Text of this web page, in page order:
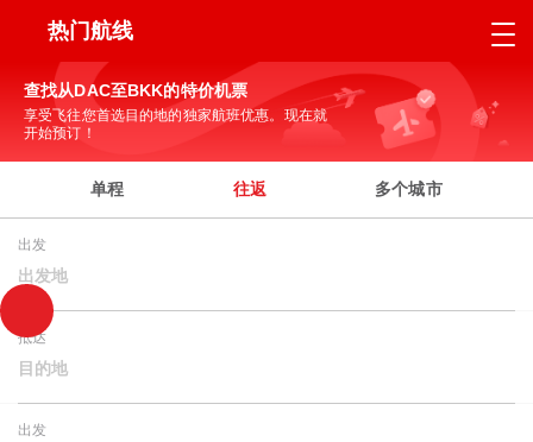
热门航线
查找从DAC至BKK的特价机票
享受飞往您首选目的地的独家航班优惠。现在就
开始预订！
单程 往返 多个城市
出发
出发地
抵达
目的地
出发